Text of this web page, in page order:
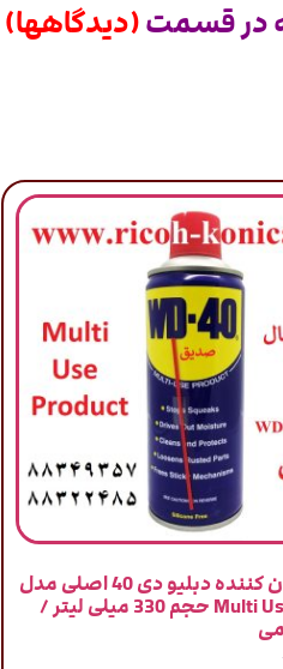
در قسمت(دیدگاهها)
اسپری روان کننده دبلیو دی 40 اصلی مدل
Multi Use Product حجم 330 میلی لیتر /